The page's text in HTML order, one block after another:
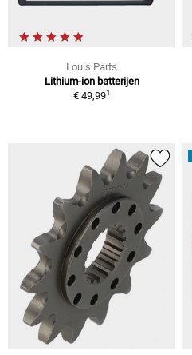
Louis Parts
Lithium-ion batterijen
€ 49,991